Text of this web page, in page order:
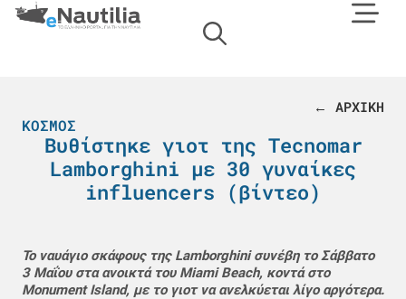
← ΑΡΧΙΚΗ
ΚΌΣΜΟΣ
Βυθίστηκε γιοτ της Tecnomar
Lamborghini με 30 γυναίκες
influencers (βίντεο)
Το ναυάγιο σκάφους της Lamborghini συνέβη το Σάββατο
3 Μαΐου στα ανοικτά του Miami Beach, κοντά στο
Monument Island, με το γιοτ να ανελκύεται λίγο αργότερα.